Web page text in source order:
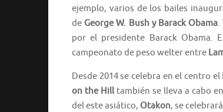
ejemplo, varios de los bailes
de George W. Bush y Barack Obama.
por el presidente Barack Obama.
campeonato de peso welter entre
Desde 2014 se celebra en el centro el
on the Hilltambién se lleva a cabo
del este asiático, Otakon, se